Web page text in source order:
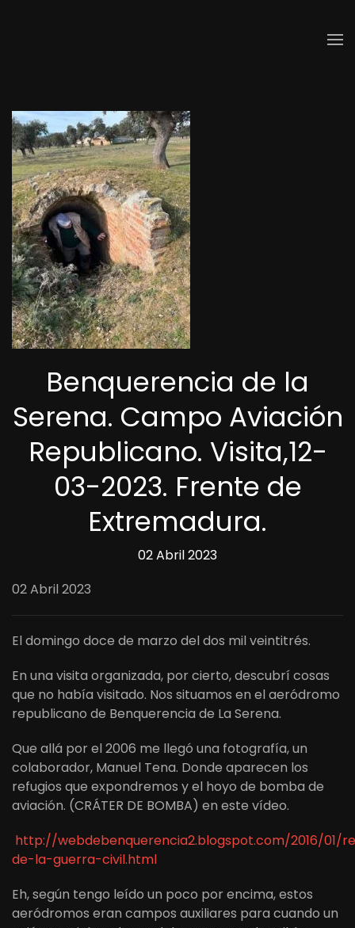
Benquerencia de la
Serena. Campo Aviación
Republicano. Visita,12-
03-2023. Frente de
Extremadura.
02 Abril 2023
02 Abril 2023
El domingo doce de marzo del dos mil veintitrés.
En una visita organizada, por cierto, descubrí cosas
que no había visitado. Nos situamos en el aeródromo
republicano de Benquerencia de La Serena.
Que allá por el 2006 me llegó una fotografía, un
colaborador, Manuel Tena. Donde aparecen los
refugios que expondremos y el hoyo de bomba de
aviación. (CRÁTER DE BOMBA) en este vídeo.
http://webdebenquerencia2.blogspot.com/2016/01/
de-la-guerra-civil.html
Eh, según tengo leído un poco por encima, estos
aeródromos eran campos auxiliares para cuando un